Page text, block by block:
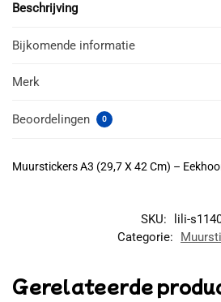
Beschrijving
Bijkomende informatie
Merk
Beoordelingen 0
Muurstickers A3 (29,7 X 42 Cm) –
SKU:
lili-
Categorie:
Gerelateerde